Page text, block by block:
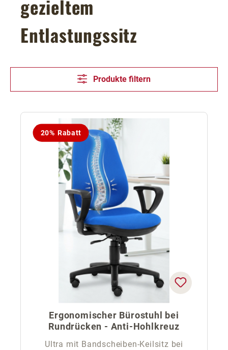
gezieltem
Entlastungssitz
Produkte filtern
20% Rabatt
Ergonomischer Bürostuhl bei
Rundrücken - Anti-Hohlkreuz
Ultra mit Bandscheiben-Keilsitz bei